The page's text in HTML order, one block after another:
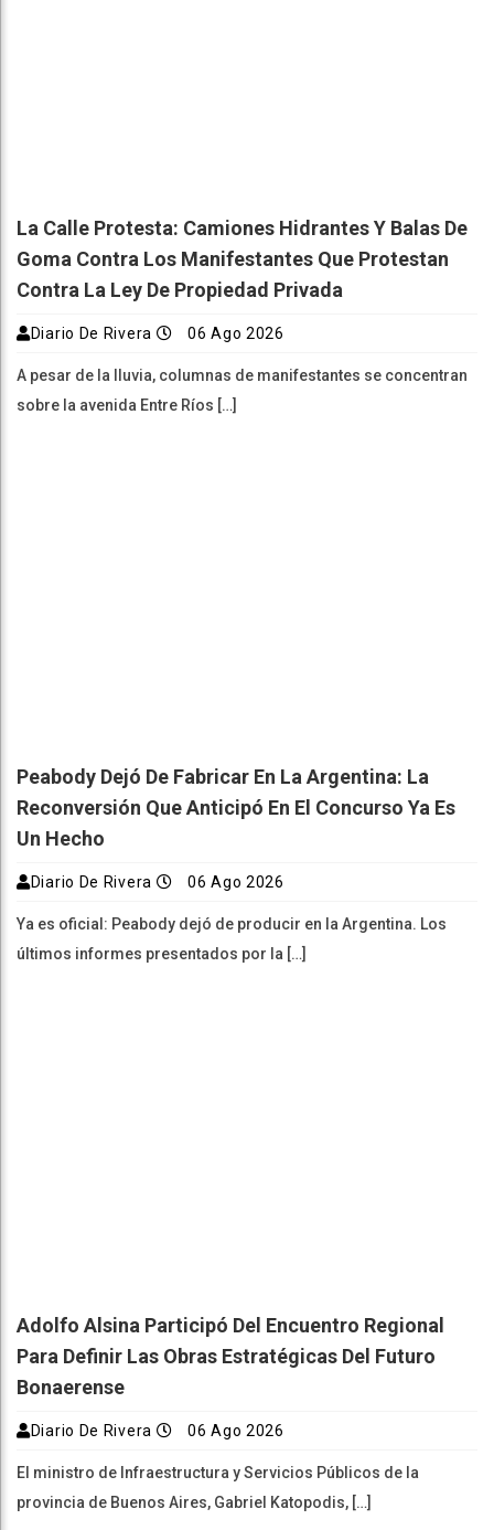
La Calle Protesta: Camiones Hidrantes Y Balas De
Goma Contra Los Manifestantes Que Protestan
Contra La Ley De Propiedad Privada
Diario De Rivera 06 Ago 2026
A pesar de la lluvia, columnas de manifestantes se concentran
sobre la avenida Entre Ríos […]
Peabody Dejó De Fabricar En La Argentina: La
Reconversión Que Anticipó En El Concurso Ya Es
Un Hecho
Diario De Rivera 06 Ago 2026
Ya es oficial: Peabody dejó de producir en la Argentina. Los
últimos informes presentados por la […]
Adolfo Alsina Participó Del Encuentro Regional
Para Definir Las Obras Estratégicas Del Futuro
Bonaerense
Diario De Rivera 06 Ago 2026
El ministro de Infraestructura y Servicios Públicos de la
provincia de Buenos Aires, Gabriel Katopodis, […]